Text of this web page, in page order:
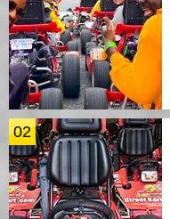
02